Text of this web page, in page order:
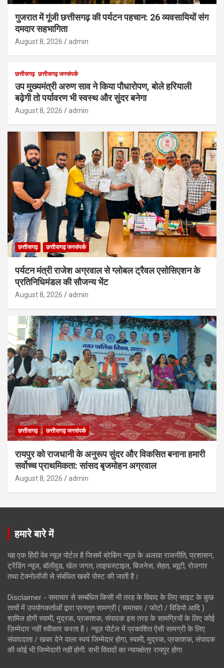
गुजरात में गूंजी छत्तीसगढ़ की पर्यटन पहचान: 26 व्यवसायियों संग
दमदार सहभागिता
August 8, 2026 admin
छत्तीसगढ़ छत्तीसगढ़ जनसंपर्क
उप मुख्यमंत्री अरुण साव ने किया पौधारोपण, बोले हरियाली
बढ़ेगी तो पर्यावरण भी स्वस्थ और सुंदर बनेगा
August 8, 2026 admin
छत्तीसगढ़ छत्तीसगढ़ जनसंपर्क
पर्यटन मंत्री राजेश अग्रवाल से ग्लोबल ट्रैवल एसोसिएशन के
प्रतिनिधिमंडल की सौजन्य भेंट
August 8, 2026 admin
छत्तीसगढ़ छत्तीसगढ़ जनसंपर्क
रायपुर को राजधानी के अनुरूप सुंदर और विकसित बनाना हमारी
सर्वोच्च प्राथमिकता: सांसद बृजमोहन अग्रवाल
August 8, 2026 admin
हमारे बारे में
यह एक हिंदी वेब न्यूज़ पोर्टल है जिसमें ब्रेकिंग न्यूज़ के अलावा राजनीति, प्रशासन,
ट्रेंडिंग न्यूज, बॉलीवुड, खेल जगत, लाइफस्टाइल, बिजनेस, सेहत, ब्यूटी, रोजगार
तथा टेक्नोलॉजी से संबंधित खबरें पोस्ट की जाती है।
Disclaimer - समाचार से सम्बंधित किसी भी तरह के विवाद के लिए साइट के कुछ
तत्वों में उपयोगकर्ताओं द्वारा प्रस्तुत सामग्री ( समाचार / फोटो / विडियो आदि )
शामिल होगी स्वामी, मुद्रक, प्रकाशक, संपादक इस तरह के सामग्रियों के लिए कोई
ज़िम्मेदार नहीं स्वीकार करता है। न्यूज़ पोर्टल में प्रकाशित ऐसी सामग्री के लिए
संवाददाता / खबर देने वाला स्वयं जिम्मेदार होगा, स्वामी, मुद्रक, प्रकाशक, संपादक
की कोई भी जिम्मेदारी नहीं होगी. सभी विवादों का न्यायक्षेत्र रायपुर होगा